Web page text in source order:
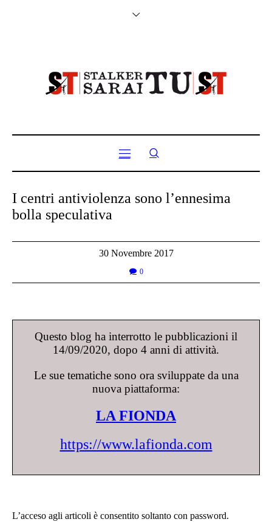
I centri antiviolenza sono l’ennesima
bolla speculativa
30 Novembre 2017
0
Questo blog ha interrotto le pubblicazioni il
14/09/2020, dopo 4 anni di attività.
Le sue tematiche sono ora sviluppate da una
nuova piattaforma:
LA FIONDA
https://www.lafionda.com
L’acceso agli articoli è consentito soltanto con password.